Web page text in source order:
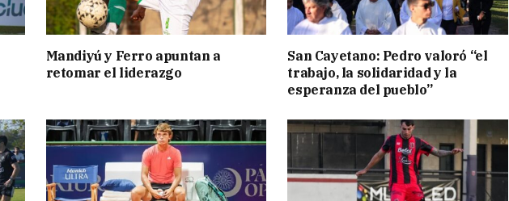
Mandiyú y Ferro apuntan a
retomar el liderazgo
San Cayetano: Pedro valoró “el
trabajo, la solidaridad y la
esperanza del pueblo”